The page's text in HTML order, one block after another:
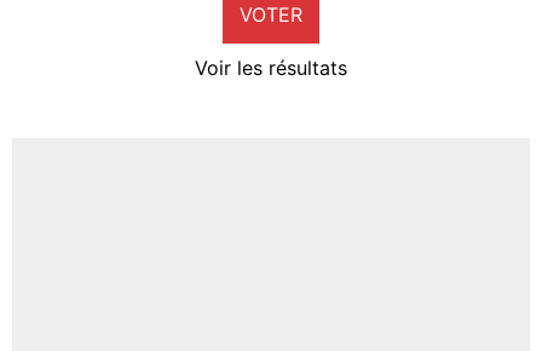
VOTER
Voir les résultats